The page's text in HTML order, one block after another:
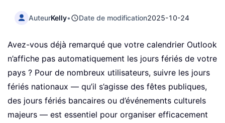
AuteurKelly• Date de modification2025-10-24
Avez-vous déjà remarqué que votre calendrier Outlook
n’affiche pas automatiquement les jours fériés de votre
pays ? Pour de nombreux utilisateurs, suivre les jours
fériés nationaux — qu’il s’agisse des fêtes publiques,
des jours fériés bancaires ou d’événements culturels
majeurs — est essentiel pour organiser efficacement